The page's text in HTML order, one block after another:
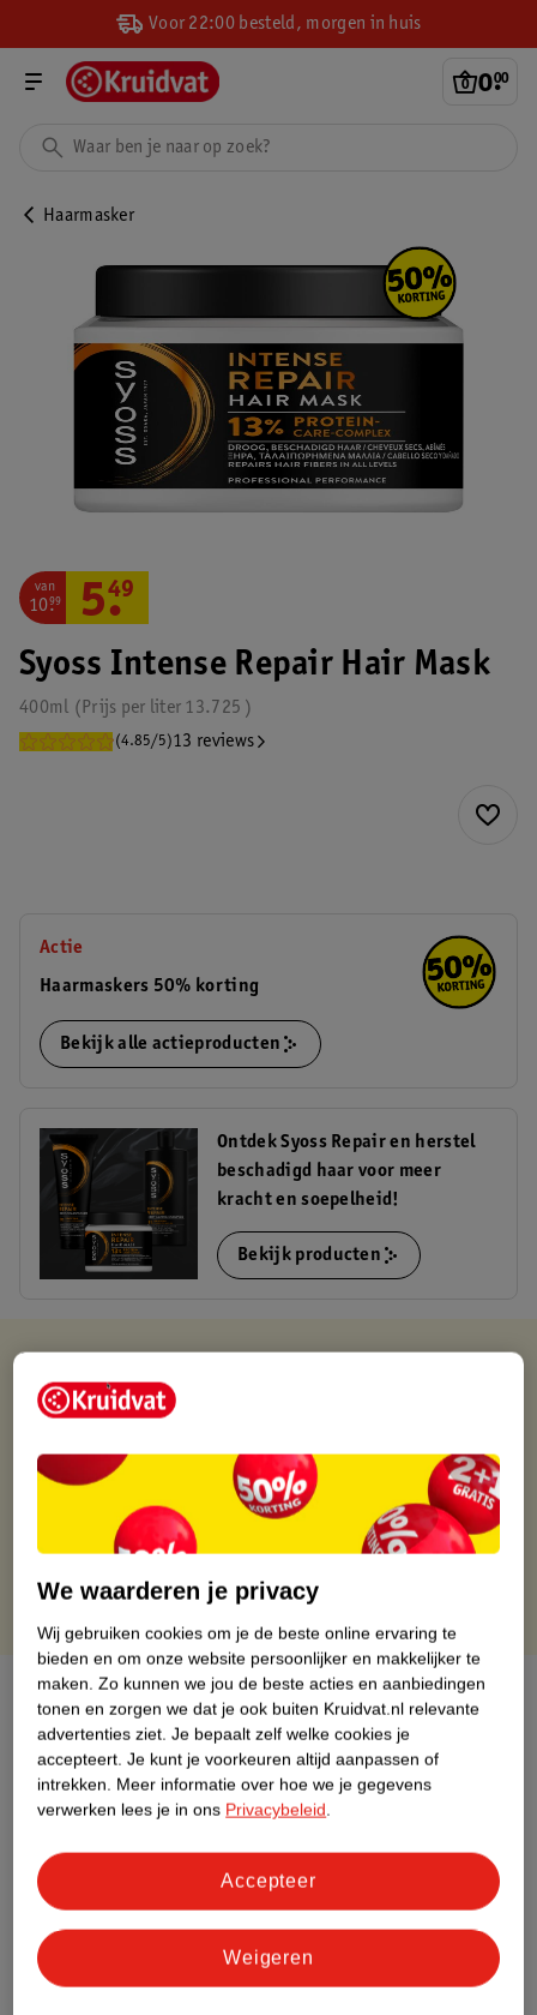
Voor 22:00 besteld, morgen in huis
0.
00
Haarmasker
Syoss Intense Repair Hair Mask
400ml 13.725
Prijs per liter
(4.85/5)13 reviews
van
10.
99 5.
49
Actie
Haarmaskers 50% korting
Bekijk alle actieproducten
Ontdek Syoss Repair en herstel
beschadigd haar voor meer
kracht en soepelheid!
Bekijk producten
Gratis ophalen in de winkel
Gratis thuisbezorgd vanaf 50.00
Gratis retourneren binnen 30 dagen
Gratis punten met je Kruidvat kaart
Over dit product
Productinformatie
Etiketinformatie
Nature Impact Score
Dit product heeft (nog) geen Nature
Impact Score.
We waarderen je privacy
Wij gebruiken cookies om je de beste online ervaring te
bieden en om onze website persoonlijker en makkelijker te
maken. Zo kunnen we jou de beste acties en aanbiedingen
tonen en zorgen we dat je ook buiten Kruidvat.nl relevante
advertenties ziet. Je bepaalt zelf welke cookies je
accepteert. Je kunt je voorkeuren altijd aanpassen of
intrekken. Meer informatie over hoe we je gegevens
verwerken lees je in ons Privacybeleid.
Weigeren
Accepteer